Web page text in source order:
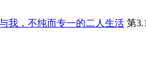
我，不纯而专一的二人生活 第